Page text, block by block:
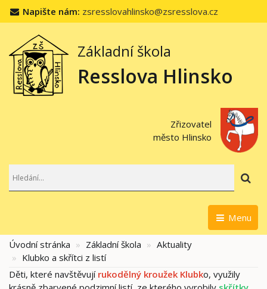
Napište nám: zsresslovahlinsko@zsresslova.cz
Základní škola
Resslova Hlinsko
Zřizovatel
město Hlinsko
Menu
Úvodní stránka Základní škola
Aktuality
Klubko a skřítci z listí
Děti, které navštěvují rukodělný kroužek Klubko, využily